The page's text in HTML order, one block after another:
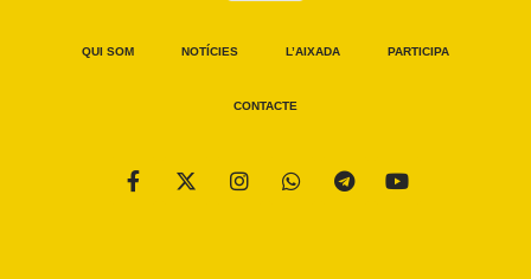
QUI SOM NOTÍCIES L’AIXADA PARTICIPA
CONTACTE